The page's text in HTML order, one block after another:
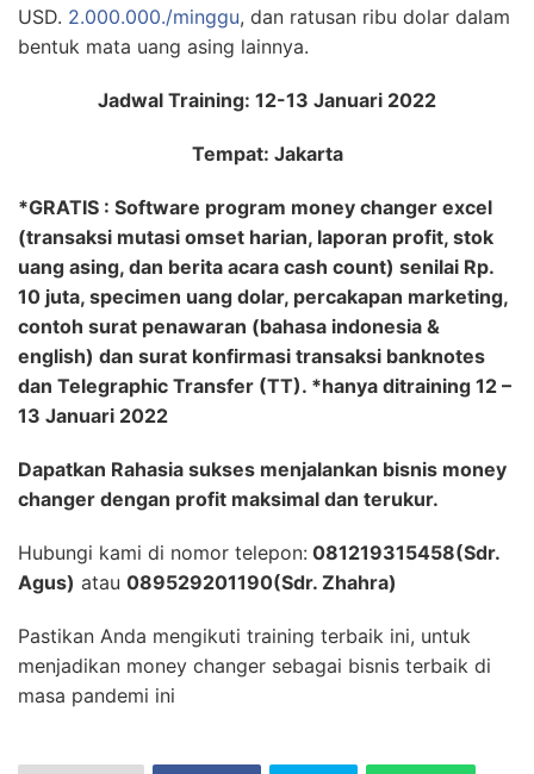
USD. 2.000.000./minggu, dan ratusan ribu dolar dalam
bentuk mata uang asing lainnya.
Jadwal Training: 12-13 Januari 2022
Tempat: Jakarta
*GRATIS : Software program money changer excel
(transaksi mutasi omset harian, laporan profit, stok
uang asing, dan berita acara cash count) senilai Rp.
10 juta, specimen uang dolar, percakapan marketing,
contoh surat penawaran (bahasa indonesia &
english) dan surat konfirmasi transaksi banknotes
dan Telegraphic Transfer (TT). *hanya ditraining 12 –
13 Januari 2022
Dapatkan Rahasia sukses menjalankan bisnis money
changer dengan profit maksimal dan terukur.
Hubungi kami di nomor telepon: 081219315458(Sdr.
Agus) atau 089529201190(Sdr. Zhahra)
Pastikan Anda mengikuti training terbaik ini, untuk
menjadikan money changer sebagai bisnis terbaik di
masa pandemi ini